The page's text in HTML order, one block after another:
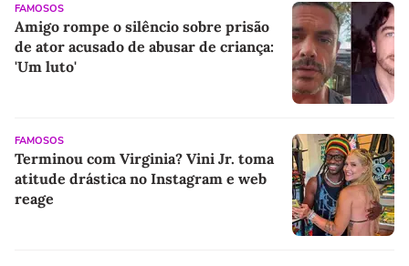
FAMOSOS
Amigo rompe o silêncio sobre prisão
de ator acusado de abusar de criança:
'Um luto'
FAMOSOS
Terminou com Virginia? Vini Jr. toma
atitude drástica no Instagram e web
reage